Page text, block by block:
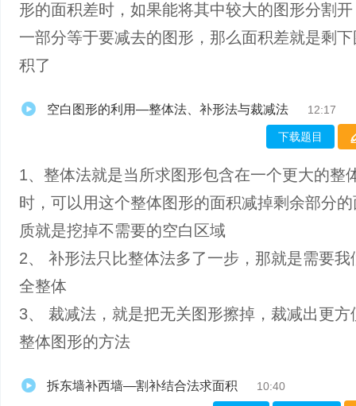
形的面积差时，如果能将其中较大的图形分割
一部分等于要减去的图形，那么面积差就是剩
积了
空白图形的利用—整体法、补形法与裁减法 12:17
下载题目
1、整体法就是当所求图形包含在一个更大的整
时，可以用这个整体图形的面积减掉剩余部分
质就是挖掉不需要的空白区域
2、 补形法只比整体法多了一步，那就是需要我
全整体
3、 裁减法，就是把无关图形擦掉，裁减出更方
整体图形的方法
拆东墙补西墙—割补结合法求面积 10:40